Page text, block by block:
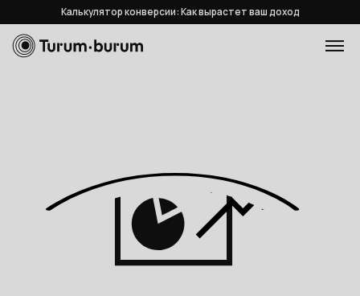
Калькулятор конверсии: Как вырастет ваш доход